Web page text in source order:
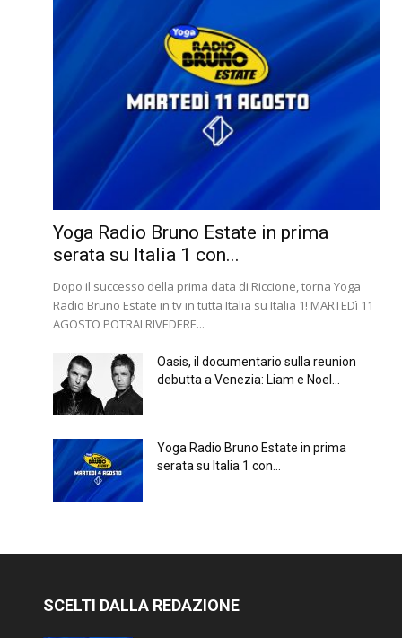
Yoga Radio Bruno Estate in prima
serata su Italia 1 con...
Dopo il successo della prima data di Riccione, torna Yoga
Radio Bruno Estate in tv in tutta Italia su Italia 1! MARTEDì 11
AGOSTO POTRAI RIVEDERE...
Oasis, il documentario sulla reunion
debutta a Venezia: Liam e Noel...
Yoga Radio Bruno Estate in prima
serata su Italia 1 con...
SCELTI DALLA REDAZIONE